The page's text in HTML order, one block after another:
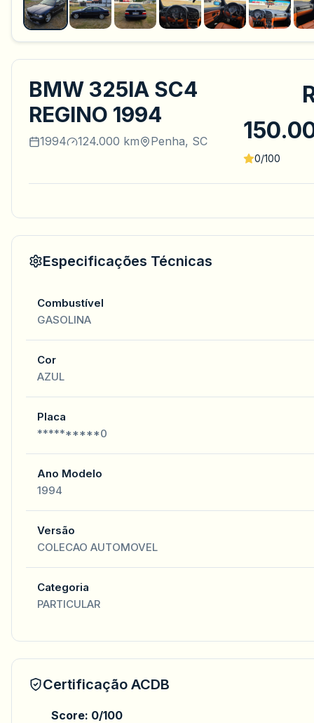
BMW 325IA SC4
REGINO 1994
1994 124.000 km Penha, SC
0/100
Especificações Técnicas
Combustível
GASOLINA
Cor
AZUL
Placa
**********0
Ano Modelo
1994
Versão
COLECAO AUTOMOVEL
Categoria
PARTICULAR
Certificação ACDB
Score: 0/100